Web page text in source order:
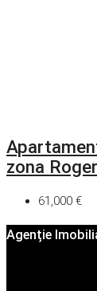
zona
61,000 €
Agenție